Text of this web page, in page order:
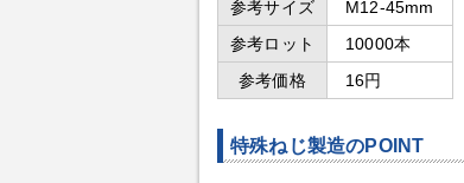
参考サイズ
M12-45mm
参考ロット
10000本
参考価格
16円
特殊ねじ製造のPOINT